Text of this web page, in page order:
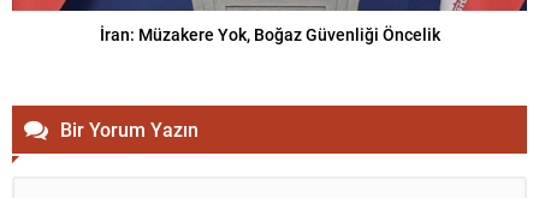
İran: Müzakere Yok, Boğaz Güvenliği Öncelik
Bir Yorum Yazın